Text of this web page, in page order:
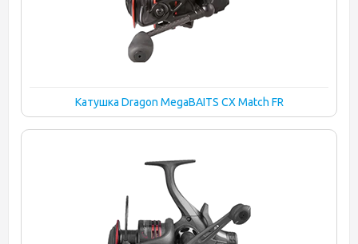
Катушка Dragon MegaBAITS CX Match FR